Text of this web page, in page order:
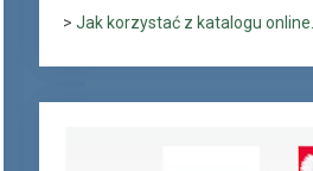
> Jak korzystać z katalogu online...